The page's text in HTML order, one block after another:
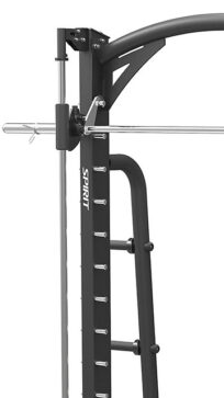
TM-FS Serie Strength
TM-FD Serie Strength
TM-FM Serie Strengh
TM-F Serie Strength
Robot Tiger Sport
TGP Serie Robot
TM-C Robot Serie
TM-H Robot Serie
TM-G Robot Serie
TM-PL Robot Serie
Free weight Tiger Sport
TGP Serie Free Weight
TGS Serie Free Weight
TGF Serie Free Weight
TM Serie Free Weight
TM-F Serie Free Weight
TM-FF Serie Free Weight
TM-AN Serie Free Weight
TM-C Serie Free Weight